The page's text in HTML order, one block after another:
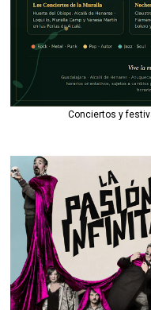
Conciertos y